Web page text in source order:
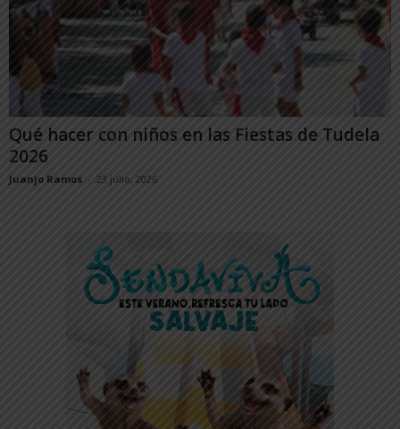
Qué hacer con niños en las Fiestas de Tudela
2026
Juanjo Ramos - 23 julio, 2026